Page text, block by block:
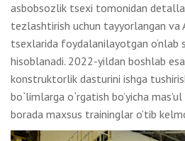
asbobsozlik tsexi tomonidan
tezlashtirish uchun tayyorlangan va
tsexlarida foydalanilayotgan
hisoblanadi. 2022-yildan boshlab
konstruktorlik dasturini ishga
bo`limlarga o`rgatish bo’yicha
borada maxsus traininglar o’tib